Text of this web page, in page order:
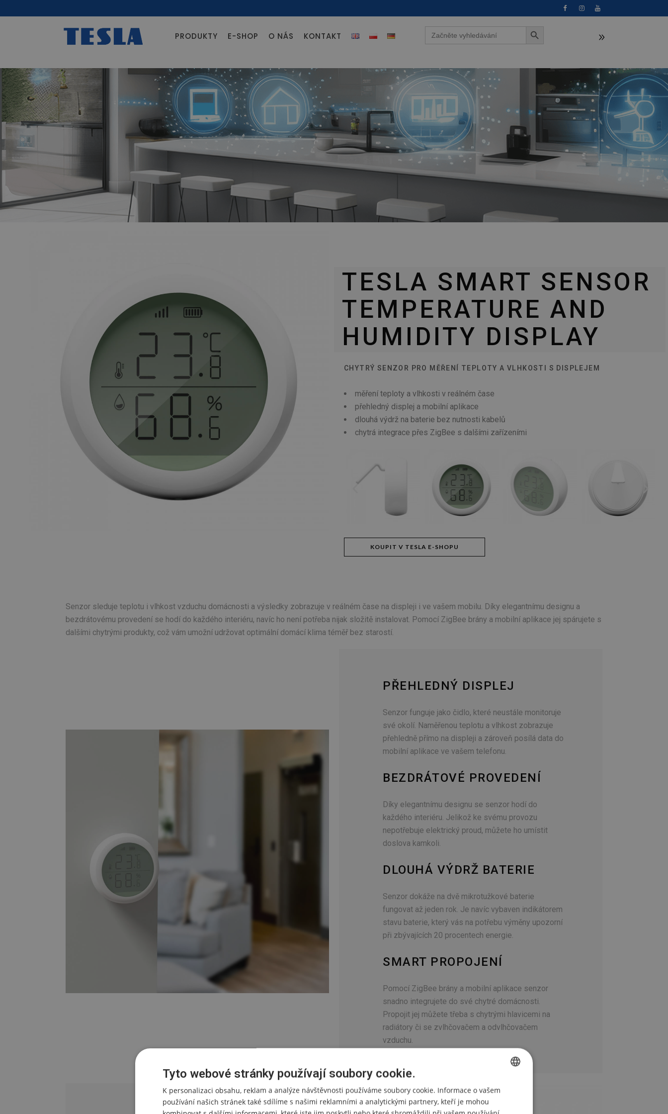
PRODUKTY E-SHOP O NÁS KONTAKT
Search
for:
Search Button
TESLA SMART SENSOR
TEMPERATURE AND
HUMIDITY DISPLAY
CHYTRÝ SENZOR PRO MĚŘENÍ TEPLOTY A VLHKOSTI S DISPLEJEM
měření teploty a vlhkosti v reálném čase
přehledný displej a mobilní aplikace
dlouhá výdrž na baterie bez nutnosti kabelů
chytrá integrace přes ZigBee s dalšími zařízeními
KOUPIT V TESLA E-SHOPU
Senzor sleduje teplotu i vlhkost vzduchu domácnosti a výsledky zobrazuje v reálném čase na displeji i ve vašem mobilu. Díky elegantnímu designu a
bezdrátovému provedení se hodí do každého interiéru, navíc ho není potřeba nijak složitě instalovat. Pomocí ZigBee brány a mobilní aplikace jej spárujete s
dalšími chytrými produkty, což vám umožní udržovat optimální domácí klima téměř bez starostí.
PŘEHLEDNÝ DISPLEJ
Senzor funguje jako čidlo, které neustále monitoruje
své okolí. Naměřenou teplotu a vlhkost zobrazuje
přehledně přímo na displeji a zároveň posílá data do
mobilní aplikace ve vašem telefonu.
BEZDRÁTOVÉ PROVEDENÍ
Díky elegantnímu designu se senzor hodí do
každého interiéru. Jelikož ke svému provozu
nepotřebuje elektrický proud, můžete ho umístit
doslova kamkoli.
DLOUHÁ VÝDRŽ BATERIE
Senzor dokáže na dvě mikrotužkové baterie
fungovat až jeden rok. Je navíc vybaven indikátorem
stavu baterie, který vás na potřebu výměny upozorní
při zbývajících 20 procentech energie.
SMART PROPOJENÍ
Pomocí ZigBee brány a mobilní aplikace senzor
snadno integrujete do své chytré domácnosti.
Propojit jej můžete třeba s chytrými hlavicemi na
radiátory či se zvlhčovačem a odvlhčovačem
vzduchu.
CZECH
Tyto webové stránky používají soubory cookie.
K personalizaci obsahu, reklam a analýze návštěvnosti používáme soubory cookie. Informace o vašem
používání našich stránek také sdílíme s našimi reklamními a analytickými partnery, kteří je mohou